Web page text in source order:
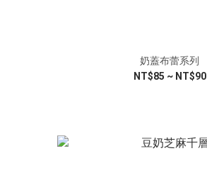
奶蓋布蕾系列
NT$85 ~ NT$90